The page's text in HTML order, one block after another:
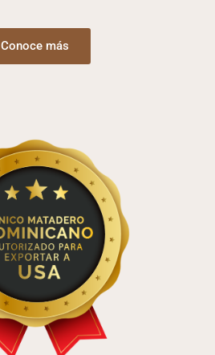
Conoce más